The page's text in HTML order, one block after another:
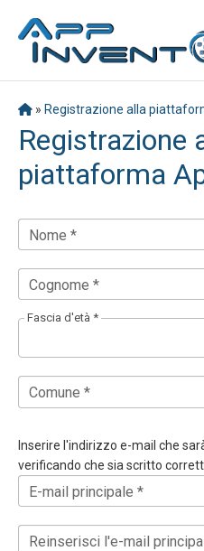
» Registrazione alla
Registrazione
piattaforma
Nome *
Cognome *
Fascia d'età *
Comune *
Inserire l'indirizzo e-mail che
verificando che sia scritto
E-mail principale *
Reinserisci l'e-mail